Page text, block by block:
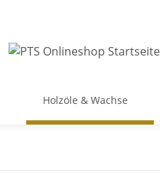
Holzöle & Wachse